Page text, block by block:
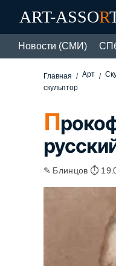
ART-ASSOR
Новости (СМИ)
Главная Арт
скульптор
П
✎ Блинцов ⏱